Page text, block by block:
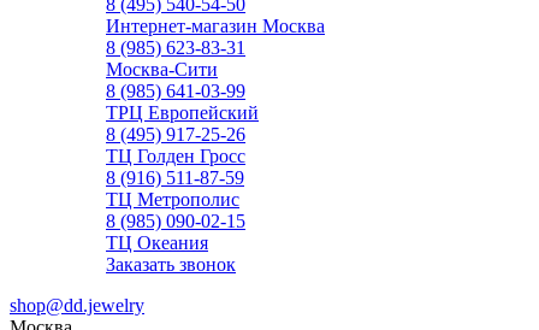
8 (495) 540-54-50
Интернет-магазин Москва
8 (985) 623-83-31
Москва-Сити
8 (985) 641-03-99
ТРЦ Европейский
8 (495) 917-25-26
ТЦ Голден Гросс
8 (916) 511-87-59
ТЦ Метрополис
8 (985) 090-02-15
ТЦ Океания
Заказать звонок
shop@dd.jewelry